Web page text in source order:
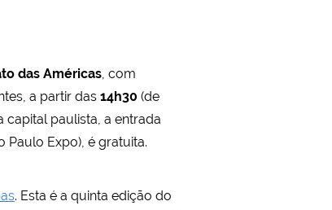
das Américas, com
a partir das 14h30 (de
capital paulista, a entrada
Paulo Expo), é gratuita.
. Esta é a quinta edição do